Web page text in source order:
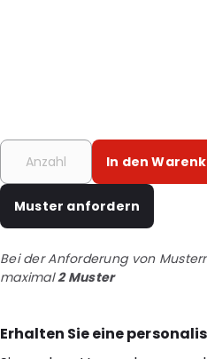
In den
Muster anfordern
Bei der Anforderung von
maximal2 Muster
Erhalten Sie eine